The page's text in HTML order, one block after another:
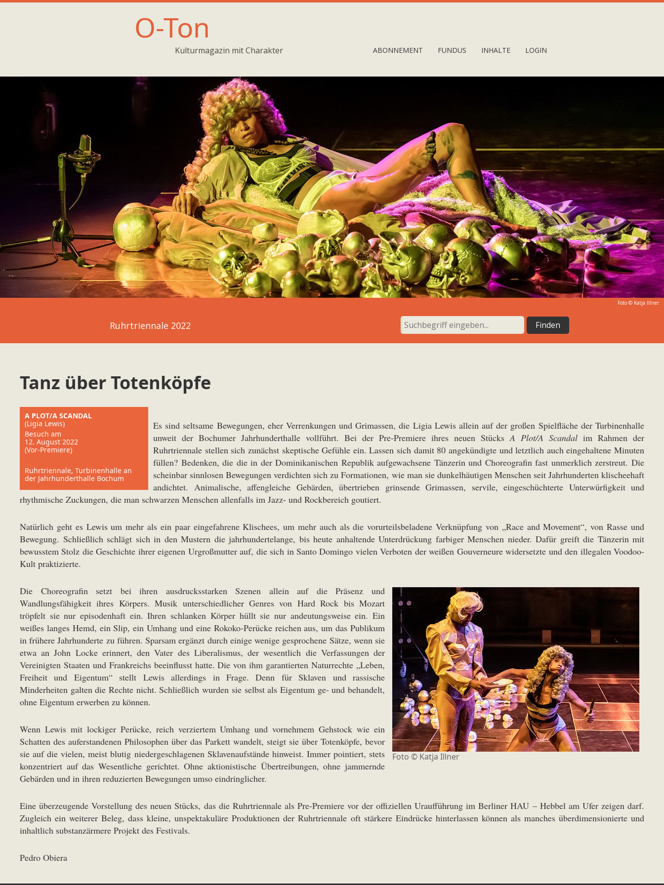
O-Ton
Kulturmagazin mit Charakter ABONNEMENT FUNDUS INHALTE LOGIN
Foto © Katja Illner
Ruhrtriennale 2022
Tanz über Totenköpfe
A PLOT/A SCANDAL
(Ligia Lewis)
Besuch am
12. August 2022
(Vor-Premiere)
Ruhrtriennale, Turbinenhalle an
der Jahrhunderthalle Bochum
Es sind seltsame Bewegungen, eher Verrenkungen und Grimassen, die Ligia Lewis allein auf der großen Spielfläche der Turbinenhalle
unweit der Bochumer Jahrhunderthalle vollführt. Bei der Pre-Premiere ihres neuen StücksA Plot/A Scandal im Rahmen der
Ruhrtriennale stellen sich zunächst skeptische Gefühle ein. Lassen sich damit 80 angekündigte und letztlich auch eingehaltene Minuten
füllen? Bedenken, die die in der Dominikanischen Republik aufgewachsene Tänzerin und Choreografin fast unmerklich zerstreut. Die
scheinbar sinnlosen Bewegungen verdichten sich zu Formationen, wie man sie dunkelhäutigen Menschen seit Jahrhunderten klischeehaft
andichtet. Animalische, affengleiche Gebärden, übertrieben grinsende Grimassen, servile, eingeschüchterte Unterwürfigkeit und
rhythmische Zuckungen, die man schwarzen Menschen allenfalls im Jazz- und Rockbereich goutiert.
Natürlich geht es Lewis um mehr als ein paar eingefahrene Klischees, um mehr auch als die vorurteilsbeladene Verknüpfung von „Race and Movement“, von Rasse und
Bewegung. Schließlich schlägt sich in den Mustern die jahrhundertelange, bis heute anhaltende Unterdrückung farbiger Menschen nieder. Dafür greift die Tänzerin mit
bewusstem Stolz die Geschichte ihrer eigenen Urgroßmutter auf, die sich in Santo Domingo vielen Verboten der weißen Gouverneure widersetzte und den illegalen Voodoo-
Kult praktizierte.
Foto © Katja Illner
Die Choreografin setzt bei ihren ausdrucksstarken Szenen allein auf die Präsenz und
Wandlungsfähigkeit ihres Körpers. Musik unterschiedlicher Genres von Hard Rock bis Mozart
tröpfelt sie nur episodenhaft ein. Ihren schlanken Körper hüllt sie nur andeutungsweise ein. Ein
weißes langes Hemd, ein Slip, ein Umhang und eine Rokoko-Perücke reichen aus, um das Publikum
in frühere Jahrhunderte zu führen. Sparsam ergänzt durch einige wenige gesprochene Sätze, wenn sie
etwa an John Locke erinnert, den Vater des Liberalismus, der wesentlich die Verfassungen der
Vereinigten Staaten und Frankreichs beeinflusst hatte. Die von ihm garantierten Naturrechte „Leben,
Freiheit und Eigentum“ stellt Lewis allerdings in Frage. Denn für Sklaven und rassische
Minderheiten galten die Rechte nicht. Schließlich wurden sie selbst als Eigentum ge- und behandelt,
ohne Eigentum erwerben zu können.
Wenn Lewis mit lockiger Perücke, reich verziertem Umhang und vornehmem Gehstock wie ein
Schatten des auferstandenen Philosophen über das Parkett wandelt, steigt sie über Totenköpfe, bevor
sie auf die vielen, meist blutig niedergeschlagenen Sklavenaufstände hinweist. Immer pointiert, stets
konzentriert auf das Wesentliche gerichtet. Ohne aktionistische Übertreibungen, ohne jammernde
Gebärden und in ihren reduzierten Bewegungen umso eindringlicher.
Eine überzeugende Vorstellung des neuen Stücks, das die Ruhrtriennale als Pre-Premiere vor der offiziellen Uraufführung im Berliner HAU – Hebbel am Ufer zeigen darf.
Zugleich ein weiterer Beleg, dass kleine, unspektakuläre Produktionen der Ruhrtriennale oft stärkere Eindrücke hinterlassen können als manches überdimensionierte und
inhaltlich substanzärmere Projekt des Festivals.
Pedro Obiera